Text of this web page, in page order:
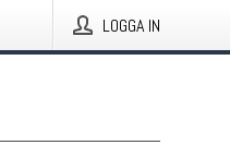
LOGGA IN